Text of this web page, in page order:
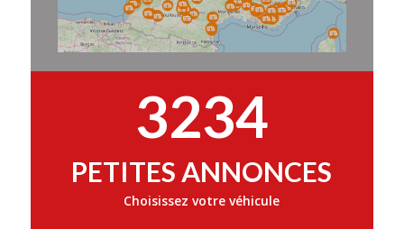
3234
PETITES ANNONCES
Choisissez votre véhicule